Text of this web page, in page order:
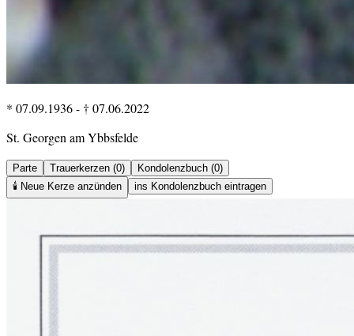
* 07.09.1936- † 07.06.2022
St. Georgen am Ybbsfelde
Parte Trauerkerzen (0)
Kondolenzbuch (0)
🕯️ Neue Kerze anzünden ins Kondolenzbuch eintragen